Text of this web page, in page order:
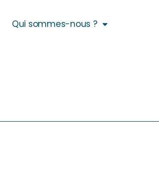
Qui sommes-nous ?